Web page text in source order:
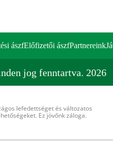
ászfElőfizetői ászfPartnereink
jog fenntartva. 2026
lefedettséget és változatos
Ez jövőnk záloga.